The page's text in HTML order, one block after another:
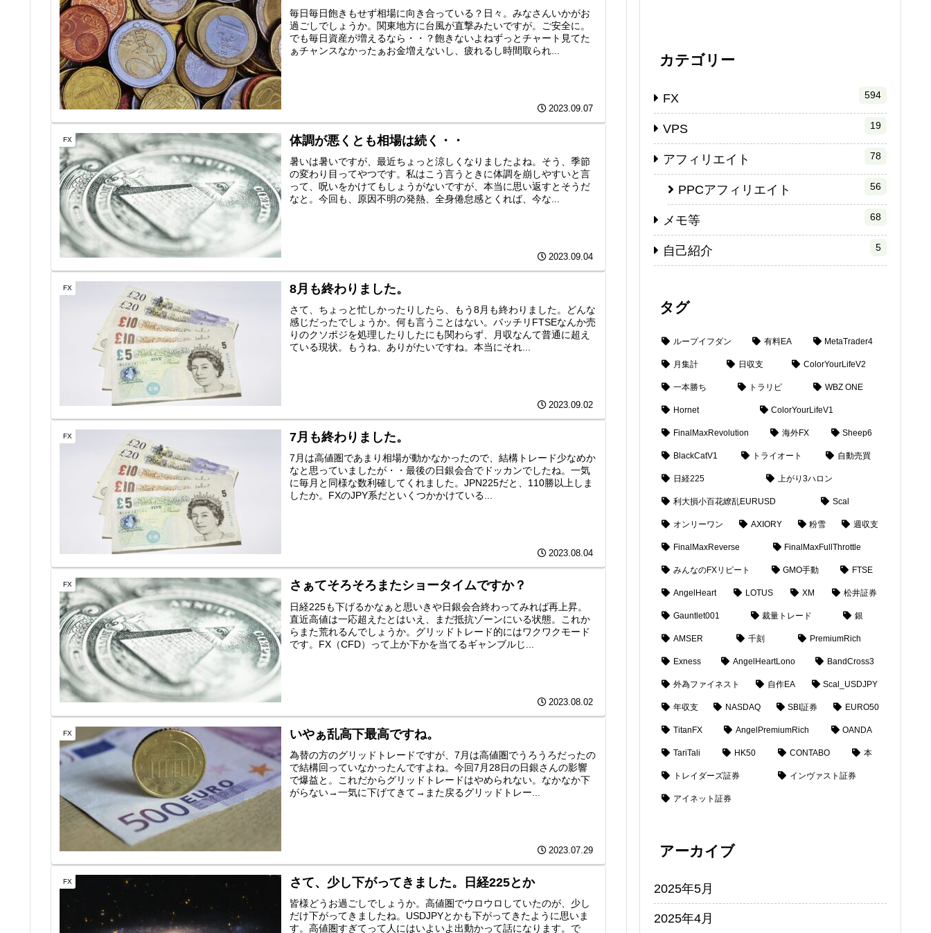
毎日毎日飽きもせず相場に向き合っている？日々。みなさんいかがお
過ごしでしょうか。関東地方に台風が直撃みたいですが。ご安全に。
でも毎日資産が増えるなら・・？飽きないよねずっとチャート見てた
ぁチャンスなかったぁお金増えないし、疲れるし時間取られ...
2023.09.07
FX 体調が悪くとも相場は続く・・
暑いは暑いですが、最近ちょっと涼しくなりましたよね。そう、季節
の変わり目ってやつです。私はこう言うときに体調を崩しやすいと言
って、呪いをかけてもしょうがないですが、本当に思い返すとそうだ
なと。今回も、原因不明の発熱、全身倦怠感とくれば、今な...
2023.09.04
FX 8月も終わりました。
さて、ちょっと忙しかったりしたら、もう8月も終わりました。どんな
感じだったでしょうか。何も言うことはない。バッチリFTSEなんか売
りのクソポジを処理したりしたにも関わらず、月収なんて普通に超え
ている現状。もうね、ありがたいですね。本当にそれ...
2023.09.02
FX 7月も終わりました。
7月は高値圏であまり相場が動かなかったので、結構トレード少なめか
なと思っていましたが・・最後の日銀会合でドッカンでしたね。一気
に毎月と同様な数利確してくれました。JPN225だと、110勝以上しま
したか。FXのJPY系だといくつかかけている...
2023.08.04
FX さぁてそろそろまたショータイムですか？
日経225も下げるかなぁと思いきや日銀会合終わってみれば再上昇。
直近高値は一応超えたとはいえ、まだ抵抗ゾーンにいる状態。これか
らまた荒れるんでしょうか。グリッドトレード的にはワクワクモード
です。FX（CFD）って上か下かを当てるギャンブルじ...
2023.08.02
FX いやぁ乱高下最高ですね。
為替の方のグリッドトレードですが、7月は高値圏でうろうろだったの
で結構回っていなかったんですよね。今回7月28日の日銀さんの影響
で爆益と。これだからグリッドトレードはやめられない。なかなか下
がらない→一気に下げてきて→また戻るグリッドトレー...
2023.07.29
FX さて、少し下がってきました。日経225とか
皆様どうお過ごしでしょうか。高値圏でウロウロしていたのが、少し
だけ下がってきましたね。USDJPYとかも下がってきたように思いま
す。高値圏すぎてって人にはいよいよ出動かって話になります。で
カテゴリー
FX 594
VPS 19
アフィリエイト 78
PPCアフィリエイト 56
メモ等 68
自己紹介 5
タグ
ループイフダン 有料EA MetaTrader4
月集計 日収支 ColorYourLifeV2
一本勝ち トラリピ WBZ ONE
Hornet ColorYourLifeV1
FinalMaxRevolution 海外FX Sheep6
BlackCatV1 トライオート 自動売買
日経225 上がり3ハロン
利大損小百花繚乱EURUSD Scal
オンリーワン AXIORY 粉雪 週収支
FinalMaxReverse FinalMaxFullThrottle
みんなのFXリピート GMO手動 FTSE
AngelHeart LOTUS XM 松井証券
Gauntlet001 裁量トレード 銀
AMSER 千刻 PremiumRich
Exness AngelHeartLono BandCross3
外為ファイネスト 自作EA Scal_USDJPY
年収支 NASDAQ SBI証券 EURO50
TitanFX AngelPremiumRich OANDA
TariTali HK50 CONTABO 本
トレイダーズ証券 インヴァスト証券
アイネット証券
アーカイブ
2025年5月
2025年4月